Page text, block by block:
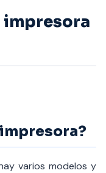
impresora
varios modelos y